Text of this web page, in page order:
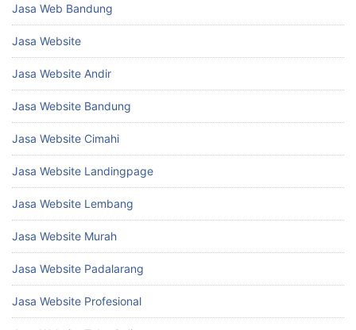
Jasa Web Bandung
Jasa Website
Jasa Website Andir
Jasa Website Bandung
Jasa Website Cimahi
Jasa Website Landingpage
Jasa Website Lembang
Jasa Website Murah
Jasa Website Padalarang
Jasa Website Profesional